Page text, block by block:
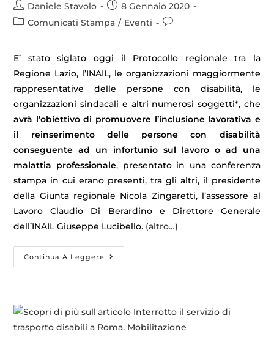
Daniele Stavolo
8 Gennaio 2020
Comunicati Stampa / Eventi
E’ stato siglato oggi il Protocollo regionale tra la
Regione Lazio, l’INAIL, le organizzazioni maggiormente
rappresentative delle persone con disabilità, le
organizzazioni sindacali e altri numerosi soggetti*, che
avrà l’obiettivo di promuovere l’inclusione lavorativa e
il reinserimento delle persone con disabilità
conseguente ad un infortunio sul lavoro o ad una
malattia professionale, presentato in una conferenza
stampa in cui erano presenti, tra gli altri, il presidente
della Giunta regionale Nicola Zingaretti, l’assessore al
Lavoro Claudio Di Berardino e Direttore Generale
dell’INAIL Giuseppe Lucibello. (altro…)
Continua A Leggere